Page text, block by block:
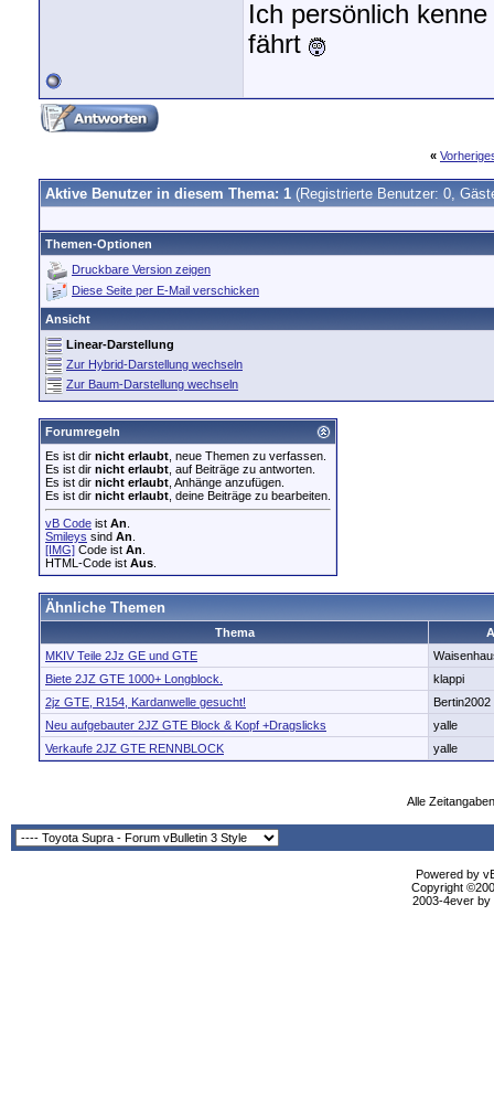
Ich persönlich
fährt
«
Aktive Benutzer in diesem Thema: 1 (Registrierte Benutzer: 0,
Themen-Optionen
Druckbare Version zeigen
Diese Seite per E-Mail verschicken
Ansicht
Linear-Darstellung
Zur Hybrid-Darstellung wechseln
Zur Baum-Darstellung wechseln
Forumregeln
Es ist dir nicht erlaubt , neue Themen zu verfassen.
Es ist dir nicht erlaubt , auf Beiträge zu antworten.
Es ist dir nicht erlaubt , Anhänge anzufügen.
Es ist dir nicht erlaubt , deine Beiträge zu bearbeiten.
vB Code ist An
Smileys sind An
[IMG] Code ist An
HTML-Code ist Aus
Ähnliche Themen
Thema
MKIV Teile 2Jz GE und GTE
Biete 2JZ GTE 1000+ Longblock.
klappi
2jz GTE, R154, Kardanwelle gesucht!
Bertin2002
Neu aufgebauter 2JZ GTE Block & Kopf +Dragslicks
yalle
Verkaufe 2JZ GTE RENNBLOCK
yalle
Alle
Powered by
Copyright
2003-4ever by